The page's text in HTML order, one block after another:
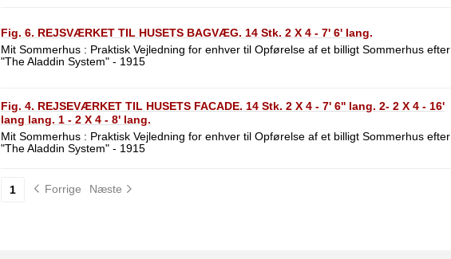
Fig. 6. REJSVÆRKET TIL HUSETS BAGVÆG. 14 Stk. 2 X 4 - 7' 6' lang.
Mit Sommerhus : Praktisk Vejledning for enhver til Opførelse af et billigt Sommerhus efter
"The Aladdin System" - 1915
Fig. 4. REJSEVÆRKET TIL HUSETS FACADE. 14 Stk. 2 X 4 - 7' 6'' lang. 2- 2 X 4 - 16'
lang lang. 1 - 2 X 4 - 8' lang.
Mit Sommerhus : Praktisk Vejledning for enhver til Opførelse af et billigt Sommerhus efter
"The Aladdin System" - 1915
1 Forrige Næste